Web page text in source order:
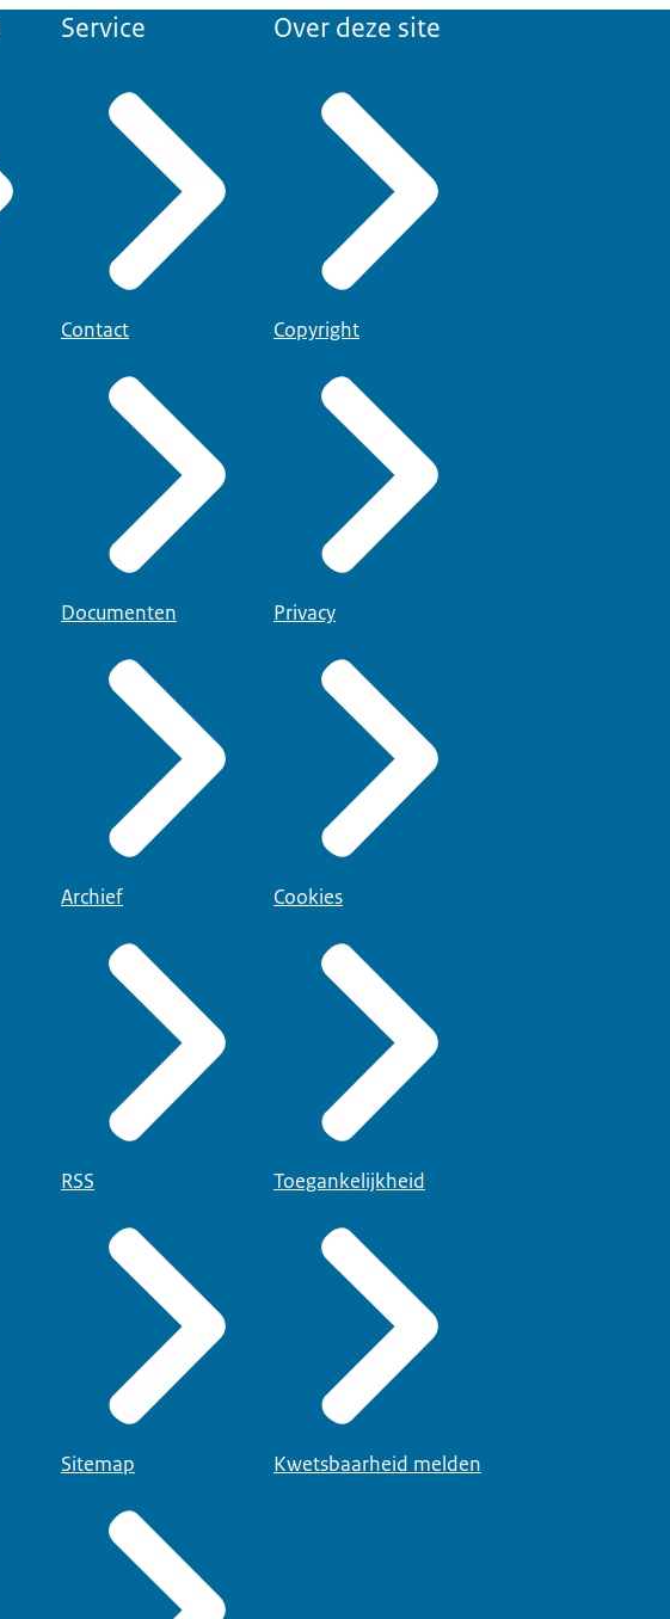
Service
Contact
Documenten
Archief
RSS
Sitemap
Over deze site
Copyright
Privacy
Cookies
Toegankelijkheid
Kwetsbaarheid melden